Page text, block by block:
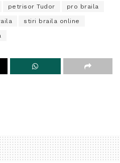
petrisor Tudor pro braila
stiri braila online